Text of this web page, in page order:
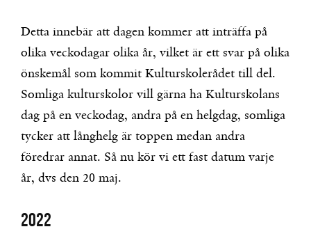
Detta innebär att dagen kommer att inträffa på
olika veckodagar olika år, vilket är ett svar på olika
önskemål som kommit Kulturskolerådet till del.
Somliga kulturskolor vill gärna ha Kulturskolans
dag på en veckodag, andra på en helgdag, somliga
tycker att långhelg är toppen medan andra
föredrar annat. Så nu kör vi ett fast datum varje
år, dvs den 20 maj.
2022